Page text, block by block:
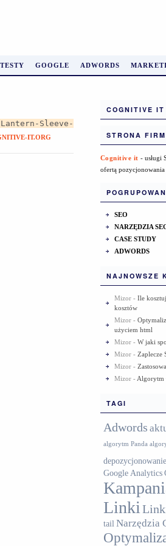
TESTY GOOGLE ADWORDS
Sleeve-
IT.ORG
COGNITIVE IT
STRONA
Cognitive it - usługi
ofertą
SEO
NARZĘDZIA
CASE STUDY
ADWORDS
NAJNOWSZE
Mizor- Ile
kosztów
Mizor-
użyciem html
Mizor- W jaki
Mizor- Zaplecze
Mizor-
Mizor- Algorytm
TAGI
Adwords
algorytm Panda
depozycjonowanie
Google Analytics
Linki
tail Narzędzia